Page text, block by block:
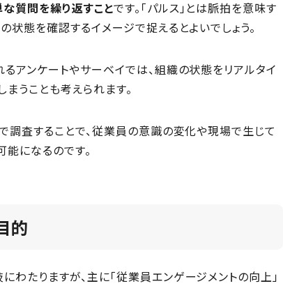
質問を繰り返すことです。「パルス」とは脈拍を意味す
状態を確認するイメージで捉えるとよいでしょう。
アンケートやサーベイでは、組織の状態をリアルタイ
うことも考えられます。
調査することで、従業員の意識の変化や現場で生じて
になるのです。
的
たりますが、主に「従業員エンゲージメントの向上」